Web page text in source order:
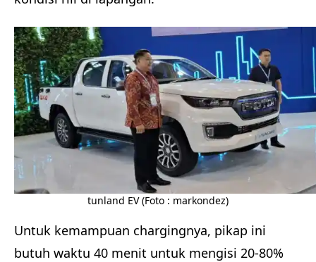
tunland EV (Foto : markondez)
Untuk kemampuan chargingnya, pikap ini
butuh waktu 40 menit untuk mengisi 20-80%